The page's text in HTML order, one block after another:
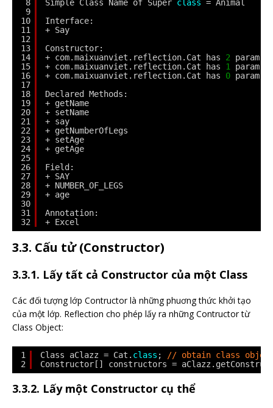
8
9
10
11
12
13
14
15
16
17
18
19
20
21
22
23
24
25
26
27
28
29
30
31
32
Simple Class Name of Super class = Animal
Interface:
+ Say
Constructor:
+ com.maixuanviet.reflection.Cat has 2
param
+ com.maixuanviet.reflection.Cat has 1
param
+ com.maixuanviet.reflection.Cat has 0 param
Declared Methods:
+ getName
+ setName
+ say
+ getNumberOfLegs
+ setAge
+ getAge
Field:
+ SAY
+ NUMBER_OF_LEGS
+ age
Annotation:
+ Excel
3.3. Cấu tử (Constructor)
3.3.1. Lấy tất cả Constructor của một Class
Các đối tượng lớp Contructor là những phuơng thức khởi tạo
của một lớp. Reflection cho phép lấy ra những Contructor từ
Class Object:
1
2
Class aClazz = Cat. class ;
// obtain class
Constructor[] constructors =
3.3.2. Lấy một Constructor cụ thể